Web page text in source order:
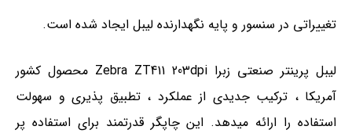
تغییراتی در سنسور و پایه نگهدارنده لیبل ایجاد شده است.
لیبل پرینتر صنعتی زبرا Zebra ZT411 203dpi محصول کشور
آمریکا ، ترکیب جدیدی از عملکرد ، تطبیق پذیری و سهولت
استفاده را ارائه میدهد. این چاپگر قدرتمند برای استفاده پر